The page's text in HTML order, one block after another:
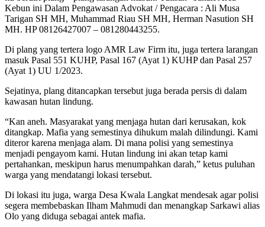
Kebun ini Dalam Pengawasan Advokat / Pengacara : Ali Musa
Tarigan SH MH, Muhammad Riau SH MH, Herman Nasution SH
MH. HP 08126427007 – 081280443255.
Di plang yang tertera logo AMR Law Firm itu, juga tertera larangan
masuk Pasal 551 KUHP, Pasal 167 (Ayat 1) KUHP dan Pasal 257
(Ayat 1) UU 1/2023.
Sejatinya, plang ditancapkan tersebut juga berada persis di dalam
kawasan hutan lindung.
“Kan aneh. Masyarakat yang menjaga hutan dari kerusakan, kok
ditangkap. Mafia yang semestinya dihukum malah dilindungi. Kami
diteror karena menjaga alam. Di mana polisi yang semestinya
menjadi pengayom kami. Hutan lindung ini akan tetap kami
pertahankan, meskipun harus menumpahkan darah,” ketus puluhan
warga yang mendatangi lokasi tersebut.
Di lokasi itu juga, warga Desa Kwala Langkat mendesak agar polisi
segera membebaskan Ilham Mahmudi dan menangkap Sarkawi alias
Olo yang diduga sebagai antek mafia.